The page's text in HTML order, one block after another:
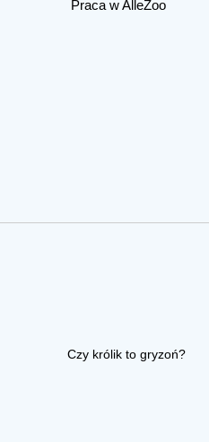
Praca w AlleZoo
Czy królik to gryzoń?